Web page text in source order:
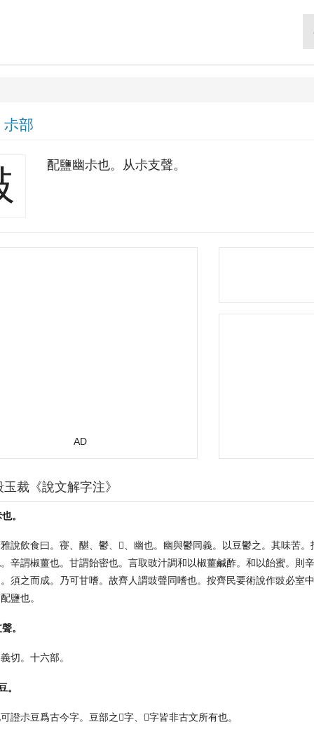
尗部
配鹽幽尗也。从尗支聲。
AD
裁《說文解字注》
。
雅說飲食曰。寑、䤁、鬱、𠪮、幽也。幽與鬱同義。以豆鬱之。其味苦
辛謂椒薑也。甘謂飴密也。言取豉汁調和以椒薑鹹酢。和以飴蜜。則
須之而成。乃可甘嗜。故齊人謂豉聲同嗜也。按齊民要術說作豉必室
鹽也。
。
切。十六部。
。
證尗豆爲古今字。豆部之𧯦字、𧯡字皆非古文所有也。